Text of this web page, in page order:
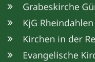
Grabeskirche
KjG Rheindahlen
Kirchen in der
Evangelische